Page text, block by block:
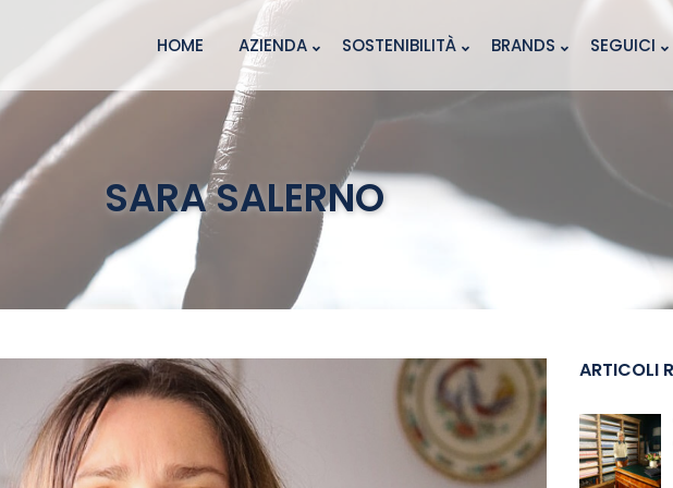
HOME AZIENDA SOSTENIBILITÀ BRANDS SEGUICI
SARA SALERNO
ARTICOLI